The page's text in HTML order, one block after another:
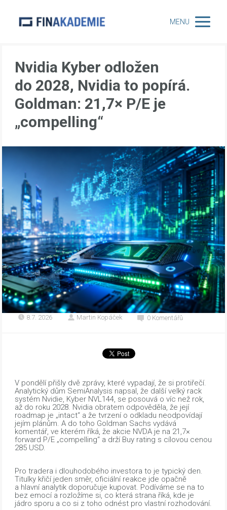
MENU
Nvidia Kyber odložen
do 2028, Nvidia to popírá.
Goldman: 21,7× P/E je
„compelling“
8.7. 2026 Martin Kopáček 0 Komentářů
V pondělí přišly dvě zprávy, které vypadají, že si protiřečí.
Analytický dům SemiAnalysis napsal, že další velký rack
systém Nvidie, Kyber NVL144, se posouvá o víc než rok,
až do roku 2028. Nvidia obratem odpověděla, že její
roadmap je „intact“ a že tvrzení o odkladu neodpovídají
jejím plánům. A do toho Goldman Sachs vydává
komentář, ve kterém říká, že akcie NVDA je na 21,7×
forward P/E „compelling“ a drží Buy rating s cílovou cenou
285 USD.
Pro tradera i dlouhodobého investora to je typický den.
Titulky křičí jeden směr, oficiální reakce jde opačně
a hlavní analytik doporučuje kupovat. Podíváme se na to
bez emocí a rozložíme si, co která strana říká, kde je
jádro sporu a co si z toho odnést pro vlastní rozhodování.